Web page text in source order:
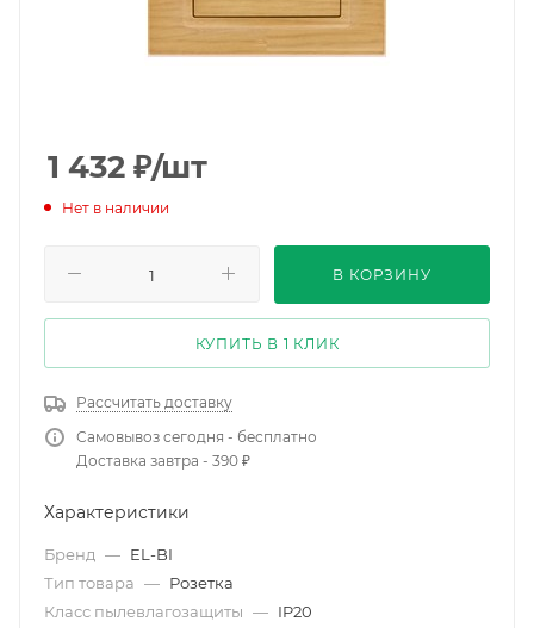
1 432 ₽/шт
Нет в наличии
В КОРЗИНУ
КУПИТЬ В 1 КЛИК
Рассчитать доставку
Самовывоз сегодня - бесплатно
Доставка завтра - 390 ₽
Характеристики
Бренд — EL-BI
Тип товара — Розетка
Класс пылевлагозащиты — IP20